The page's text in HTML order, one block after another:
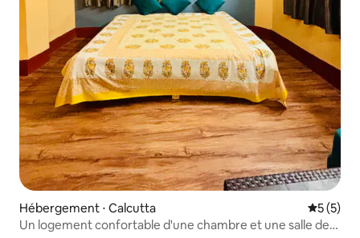
Hébergement ⋅ Calcutta
5 (5)
Un logement confortable d'une chambre et une salle de